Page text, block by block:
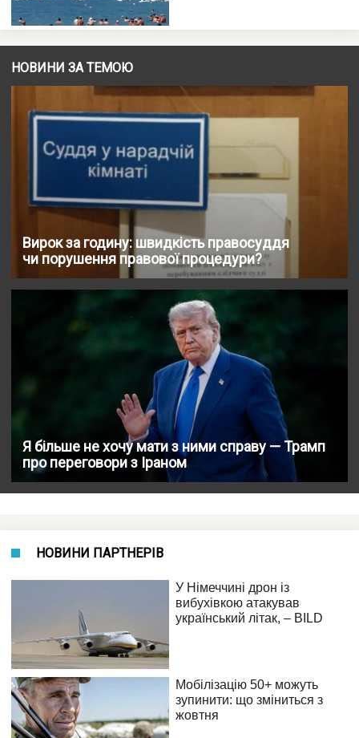
НОВИНИ ЗА ТЕМОЮ
Вирок за годину: швидкість правосуддя
чи порушення правової процедури?
Я більше не хочу мати з ними справу — Трамп
про переговори з Іраном
НОВИНИ ПАРТНЕРІВ